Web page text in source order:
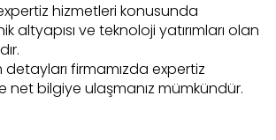
hizmetleri konusunda
altyapısı ve teknoloji yatırımları olan
detayları firmamızda expertiz
net bilgiye ulaşmanız mümkündür.